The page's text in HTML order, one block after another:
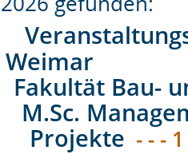
Weimar
Fakultät Bau-
M.Sc.
Projekte - - - 1